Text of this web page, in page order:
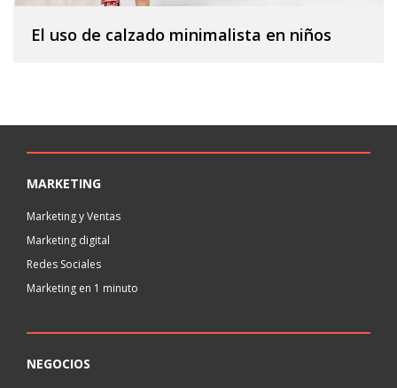
El uso de calzado minimalista en niños
MARKETING
Marketing y Ventas
Marketing digital
Redes Sociales
Marketing en 1 minuto
NEGOCIOS